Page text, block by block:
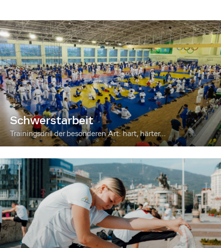
Schwerstarbeit
Trainingsdrill der besonderen Art: hart, härter...